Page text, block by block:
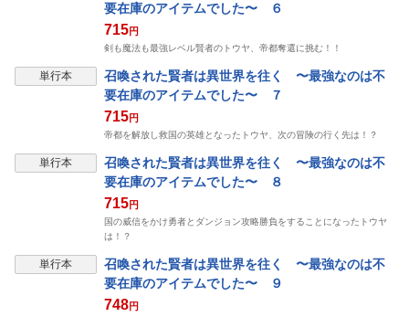
要在庫のアイテムでした〜 ６
715円
剣も魔法も最強レベル賢者のトウヤ、帝都奪還に挑む！！
単行本
召喚された賢者は異世界を往く 〜最強なのは不
要在庫のアイテムでした〜 ７
715円
帝都を解放し救国の英雄となったトウヤ、次の冒険の行く先は！？
単行本
召喚された賢者は異世界を往く 〜最強なのは不
要在庫のアイテムでした〜 ８
715円
国の威信をかけ勇者とダンジョン攻略勝負をすることになったトウヤ
は！？
単行本
召喚された賢者は異世界を往く 〜最強なのは不
要在庫のアイテムでした〜 ９
748円